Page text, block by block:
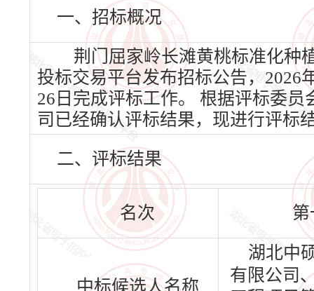
一、招标概况
荆门屈家岭长滩黄桃标准化种
投标交易平台发布招标公告，2026
26日完成评标工作。 根据评标委
司已经确认评标结果，现进行评标
二、评标结果
名次 第
中标候选人名称
湖北中
有限公司